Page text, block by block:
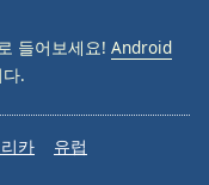
들어보세요! Android
.
카
유럽